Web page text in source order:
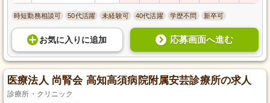
時短勤務相談可 50代活躍 未経験可 40代活躍 学歴不問 新卒可
お気に入り に追加 応募画面へ進む
医療法人 尚腎会 高知高須病院附属安芸診療所の求人
診療所・クリニック